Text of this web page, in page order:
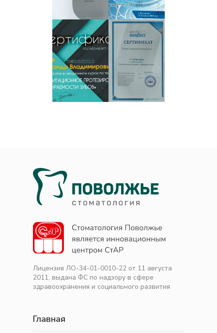
Лицензия ЛО-34-01-0010-22 от 11 августа
2011, выдана ФС по надзору в сфере
здравоохранения и социального развития
Главная